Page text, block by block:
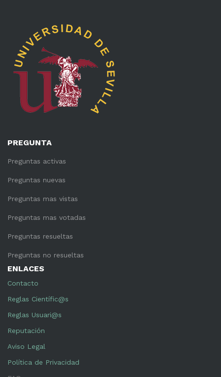
PREGUNTA
Preguntas activas
Preguntas nuevas
Preguntas mas vistas
Preguntas mas votadas
Preguntas resueltas
Preguntas no resueltas
ENLACES
Contacto
Reglas Científic@s
Reglas Usuari@s
Reputación
Aviso Legal
Política de Privacidad